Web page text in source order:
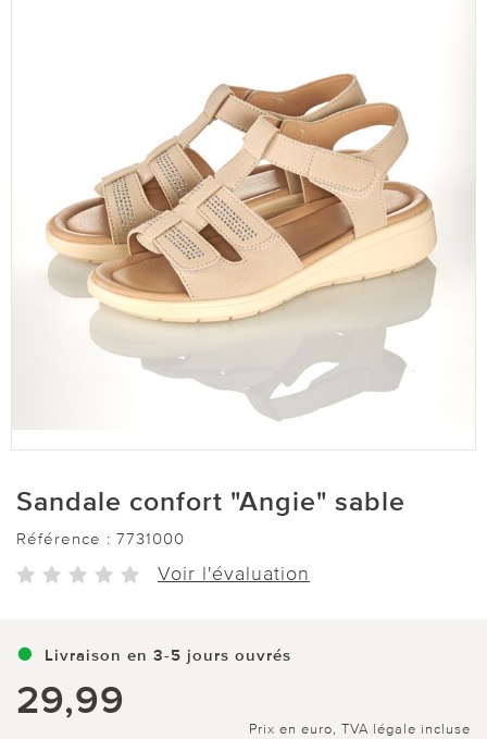
Sandale confort "Angie" sable
Référence : 7731000
Voir l'évaluation
Livraison en 3-5 jours ouvrés
29,99
Prix en euro, TVA légale incluse